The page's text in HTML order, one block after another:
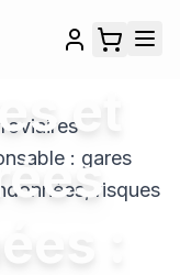
et
:
: gares
risques